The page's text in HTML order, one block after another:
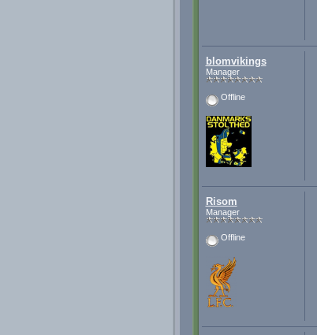
blomvikings
Manager
Offline
Risom
Manager
Offline